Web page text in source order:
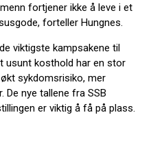
fortjener ikke å leve i et
forteller Hungnes.
viktigste kampsakene til
usunt kosthold har en stor
sykdomsrisiko, mer
nye tallene fra SSB
er viktig å få på plass.